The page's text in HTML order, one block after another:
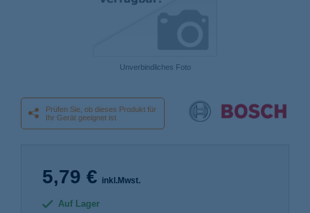
Unverbindliches Foto
Prüfen Sie, ob dieses Produkt für
Ihr Gerät geeignet ist
5,79 € inkl.Mwst.
Auf Lager